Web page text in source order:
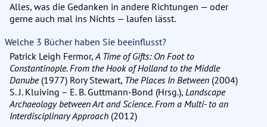
Alles, was die Gedanken in andere Richtungen — oder
gerne auch mal ins Nichts — laufen lässt.
Welche 3 Bücher haben Sie beeinflusst?
Patrick Leigh Fermor, A Time of Gifts: On Foot to
Constantinople. From the Hook of Holland to the Middle
Danube(1977) Rory Stewart, The Places In Between (2004)
S. J. Kluiving – E. B. Guttmann-Bond (Hrsg.), Landscape
Archaeology between Art and Science. From a Multi- to an
Interdisciplinary Approach (2012)